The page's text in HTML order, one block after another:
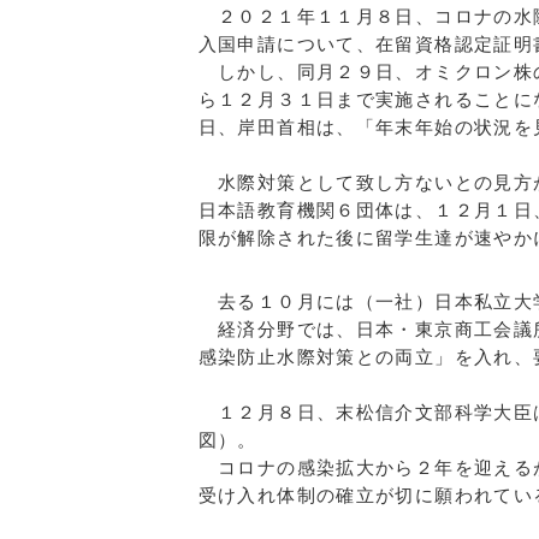
２０２１年１１月８日、コロナの水
入国申請について、在留資格認定証
しかし、同月２９日、オミクロン株
ら１２月３１日まで実施されること
日、岸田首相は、「年末年始の状況
水際対策として致し方ないとの見方
日本語教育機関６団体は、１２月１
限が解除された後に留学生達が速や
去る１０月には（一社）日本私立大
経済分野では、日本・東京商工会議
感染防止水際対策との両立」を入れ
１２月８日、末松信介文部科学大臣
図）。
コロナの感染拡大から２年を迎える
受け入れ体制の確立が切に願われてい